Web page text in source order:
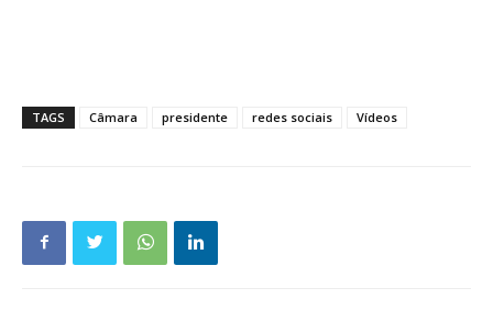
TAGS Câmara presidente redes sociais Vídeos